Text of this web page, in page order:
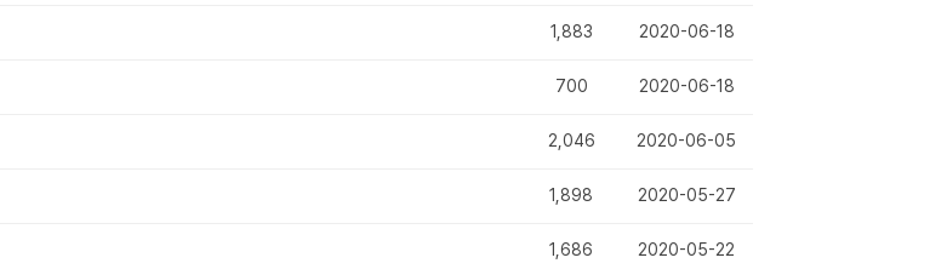
1,883 2020-06-18
700 2020-06-18
2,046 2020-06-05
1,898 2020-05-27
1,686 2020-05-22